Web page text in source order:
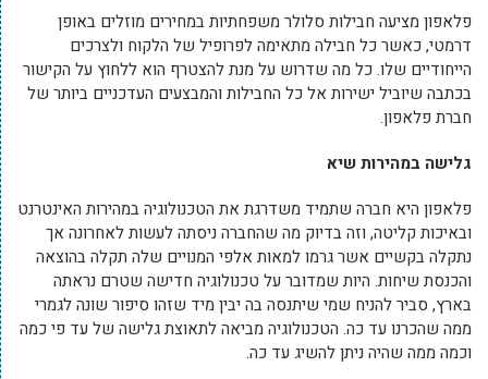
פלאפון מציעה חבילות סלולר משפחתיות במחירים מוזלים באופן
דרמטי, כאשר כל חבילה מתאימה לפרופיל של הלקוח ולצרכים
הייחודיים שלו. כל מה שדרוש על מנת להצטרף הוא ללחוץ על הקישור
בכתבה שיוביל ישירות אל כל החבילות והמבצעים העדכניים ביותר של
חברת פלאפון.
גלישה במהירות שיא
פלאפון היא חברה שתמיד משדרגת את הטכנולוגיה במהירות האינטרנט
ובאיכות קליטה, וזה בדיוק מה שהחברה ניסתה לעשות לאחרונה אך
נתקלה בקשיים אשר גרמו למאות אלפי המנויים שלה תקלה בהוצאה
והכנסת שיחות. היות שמדובר על טכנולוגיה חדישה שטרם נראתה
בארץ, סביר להניח שמי שיתנסה בה יבין מיד שזהו סיפור שונה לגמרי
ממה שהכרנו עד כה. הטכנולוגיה מביאה לתאוצת גלישה של עד פי כמה
וכמה ממה שהיה ניתן להשיג עד כה.